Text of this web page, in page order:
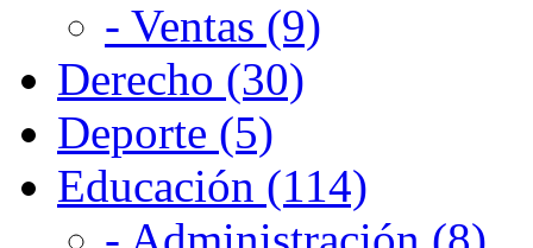
- Ventas (9)
Derecho (30)
Deporte (5)
Educación (114)